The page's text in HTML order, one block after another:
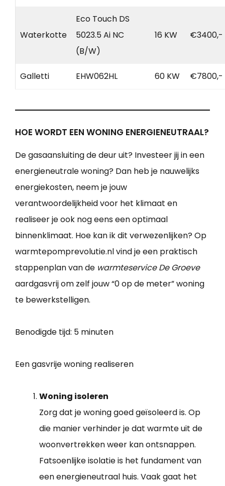
Waterkotte
Eco Touch DS
5023.5 Ai NC
(B/W)
16 KW €3400,-
Galletti EHW062HL 60 KW €7800,-
HOE WORDT EEN WONING ENERGIENEUTRAAL?
De gasaansluiting de deur uit? Investeer jij in een
energieneutrale woning? Dan heb je nauwelijks
energiekosten, neem je jouw
verantwoordelijkheid voor het klimaat en
realiseer je ook nog eens een optimaal
binnenklimaat. Hoe kan ik dit verwezenlijken? Op
warmtepomprevolutie.nl vind je een praktisch
stappenplan van de warmteservice De Groeve
aardgasvrij om zelf jouw “0 op de meter” woning
te bewerkstelligen.
Benodigde tijd: 5 minuten
Een gasvrije woning realiseren
Woning isoleren
Zorg dat je woning goed geïsoleerd is. Op
die manier verhinder je dat warmte uit de
woonvertrekken weer kan ontsnappen.
Fatsoenlijke isolatie is het fundament van
een energieneutraal huis. Vaak gaat het